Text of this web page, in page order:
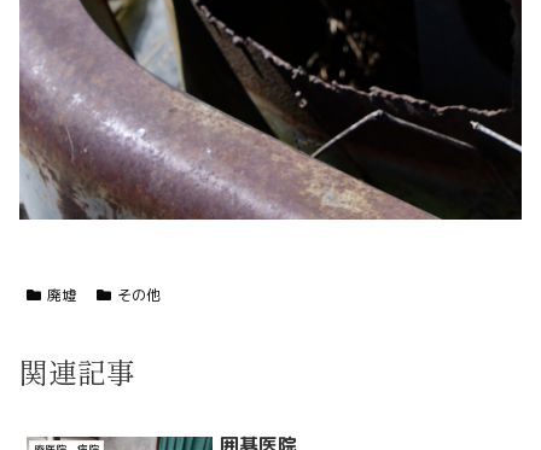
廃墟 その他
関連記事